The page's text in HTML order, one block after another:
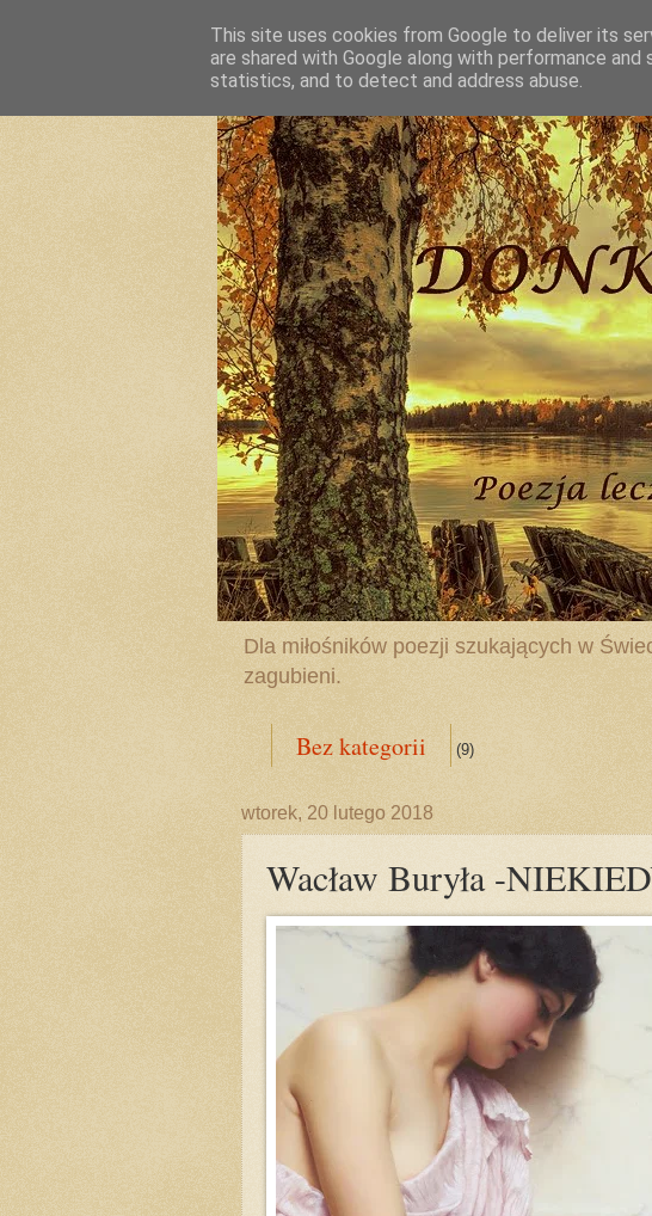
Dla miłośników poezji szukających w
zagubieni.
Bez kategorii (9)
wtorek, 20 lutego 2018
Wacław Buryła -
This site uses cookies from Google to deliver its
are shared with Google along with performance
statistics, and to detect and address abuse.